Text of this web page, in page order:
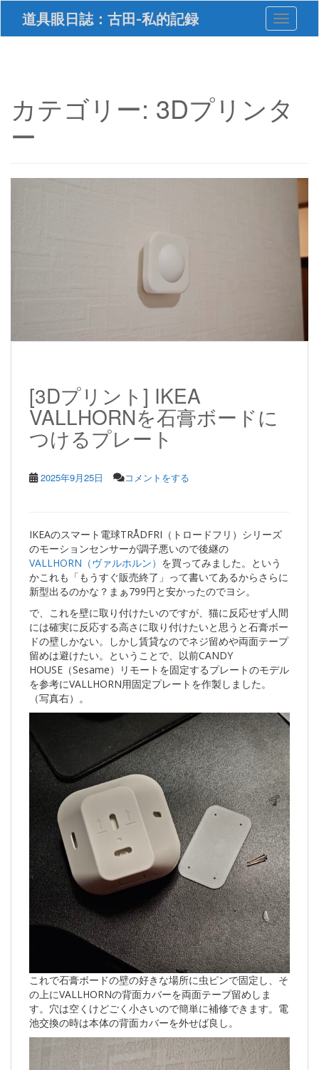
i
道具眼日誌：古田-私的記録 Toggle
カテゴリー: 3Dプリンタ
ー
[3Dプリント] IKEA
VALLHORNを石膏ボードに
つけるプレート
2025年9月25日 コメントをする
IKEAのスマート電球TRÅDFRI（トロードフリ）シリーズ
のモーションセンサーが調子悪いので後継の
VALLHORN（ヴァルホルン） を買ってみました。という
かこれも「もうすぐ販売終了」って書いてあるからさらに
新型出るのかな？まぁ799円と安かったのでヨシ。
で、これを壁に取り付けたいのですが、猫に反応せず人間
には確実に反応する高さに取り付けたいと思うと石膏ボー
ドの壁しかない。しかし賃貸なのでネジ留めや両面テープ
留めは避けたい。ということで、以前CANDY
HOUSE（Sesame）リモートを固定するプレートのモデル
を参考にVALLHORN用固定プレートを作製しました。
（写真右）。
これで石膏ボードの壁の好きな場所に虫ピンで固定し、そ
の上にVALLHORNの背面カバーを両面テープ留めしま
す。穴は空くけどごく小さいので簡単に補修できます。電
池交換の時は本体の背面カバーを外せば良し。